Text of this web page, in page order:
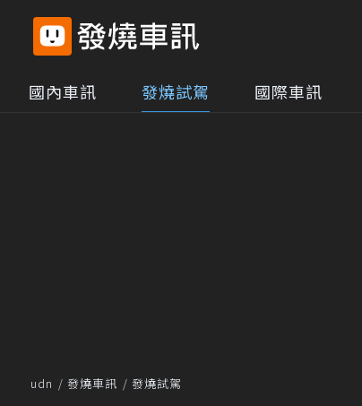
國內車訊 發燒試駕 國際車訊
udn 發燒車訊 發燒試駕